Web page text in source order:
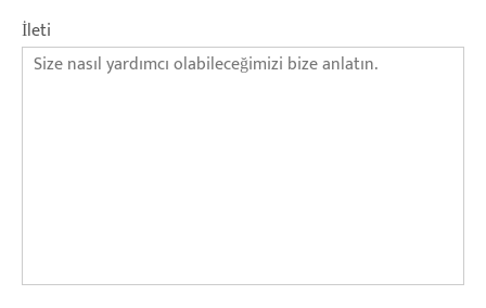
İleti